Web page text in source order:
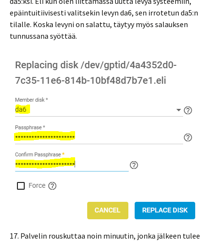
epäintuitiivisesti valitsekin levyn da6, sen irrotetun da5:n
tilalle. Koska levyni on salattu, täytyy myös salauksen
tunnussana syöttää.
17. Palvelin rouskuttaa noin minuutin, jonka jälkeen tulee